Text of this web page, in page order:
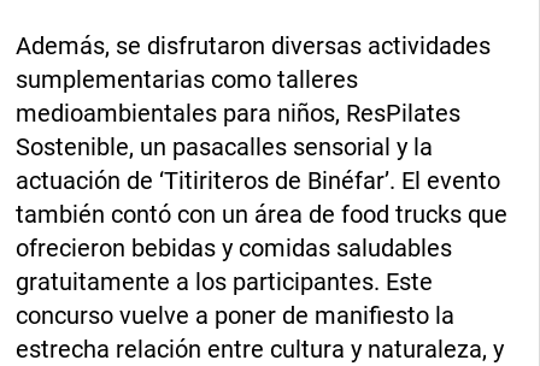
Además, se disfrutaron diversas actividades
sumplementarias como talleres
medioambientales para niños, ResPilates
Sostenible, un pasacalles sensorial y la
actuación de ‘Titiriteros de Binéfar’. El evento
también contó con un área de food trucks que
ofrecieron bebidas y comidas saludables
gratuitamente a los participantes. Este
concurso vuelve a poner de manifiesto la
estrecha relación entre cultura y naturaleza, y